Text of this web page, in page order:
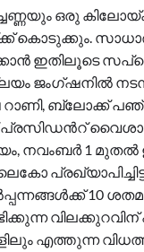
ഒരു
കൊടുക്കും.
ഇതിലൂടെ
ജംഗ്ഷനിൽ
ബ്ലോക്ക്
വൈശാഖ്
നവംബർ 1 മുതൽ
10
എത്തുന്ന